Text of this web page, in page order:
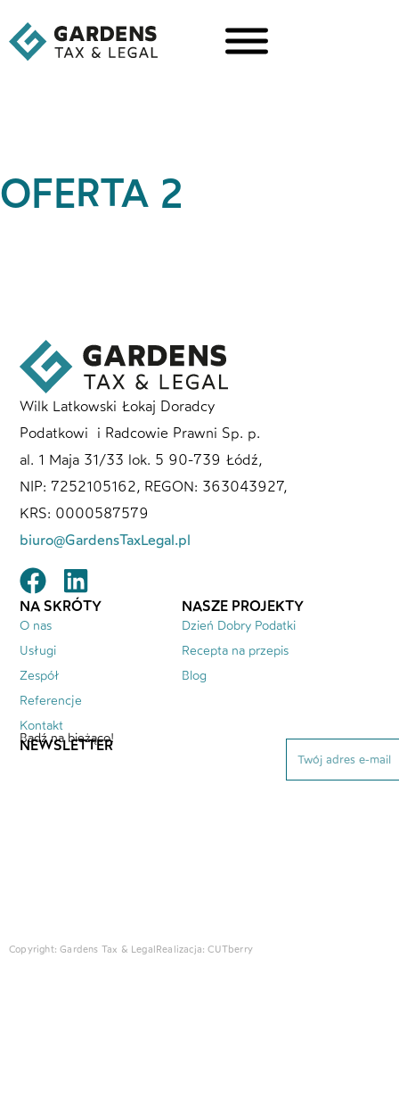
OFERTA 2
Wilk Latkowski Łokaj Doradcy
Podatkowi i Radcowie Prawni Sp. p.
al. 1 Maja 31/33 lok. 5 90-739 Łódź,
NIP: 7252105162, REGON: 363043927,
KRS: 0000587579
biuro@GardensTaxLegal.pl
NA SKRÓTY
O nas
Usługi
Zespół
Referencje
Kontakt
NASZE PROJEKTY
Dzień Dobry Podatki
Recepta na przepis
Blog
NEWSLETTER
Bądź na bieżąco!
Copyright: Gardens Tax & Legal Realizacja:CUTberry